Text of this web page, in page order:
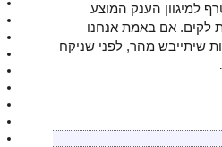
למיגוון הענק המוצע
לקים. אם באמת אנחנו
שיתייבש מהר, לפני שניקח